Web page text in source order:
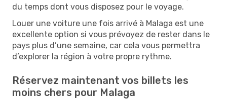
du temps dont vous disposez pour le voyage.
Louer une voiture une fois arrivé à Malaga est une
excellente option si vous prévoyez de rester dans le
pays plus d’une semaine, car cela vous permettra
d’explorer la région à votre propre rythme.
Réservez maintenant vos billets les
moins chers pour Malaga